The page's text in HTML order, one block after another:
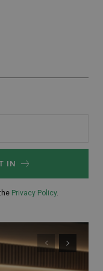
IN
Privacy Policy.